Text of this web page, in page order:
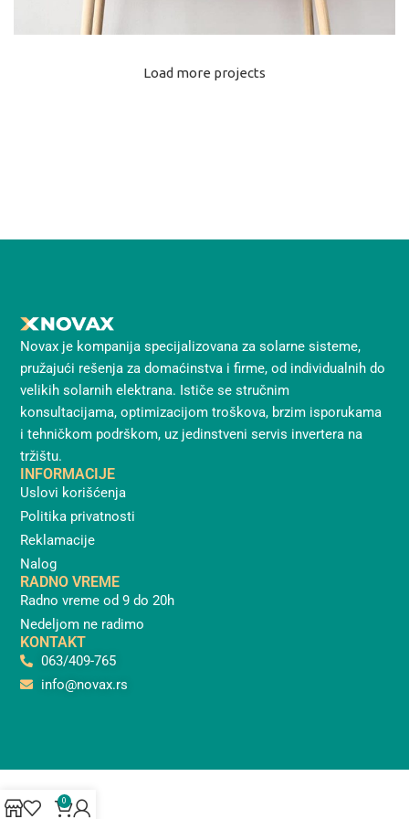
Leo uteu ullamcorperLoad more projects
Novax je kompanija specijalizovana za solarne sisteme,
pružajući rešenja za domaćinstva i firme, od individualnih do
velikih solarnih elektrana. Ističe se stručnim
konsultacijama, optimizacijom troškova, brzim isporukama
i tehničkom podrškom, uz jedinstveni servis invertera na
tržištu.
INFORMACIJE
Uslovi korišćenja
Politika privatnosti
Reklamacije
Nalog
RADNO VREME
Radno vreme od 9 do 20h
Nedeljom ne radimo
KONTAKT
063/409-765
info@novax.rs
0